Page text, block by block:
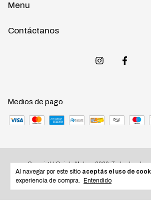
Al navegar por este sitio aceptás el uso de
experiencia de compra.
Entendido
Menu
Contáctanos
Medios de pago
Copyright Quinta Motos - 2026. Todos los